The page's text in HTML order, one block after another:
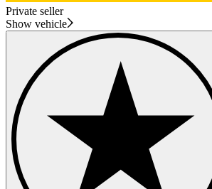
Private seller
Show vehicle